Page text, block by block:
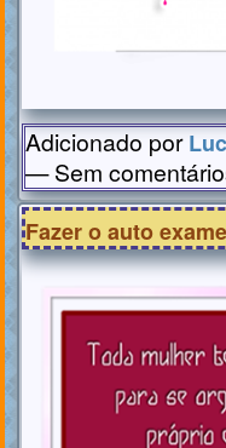
Adicionado por
— Sem
Fazer o auto